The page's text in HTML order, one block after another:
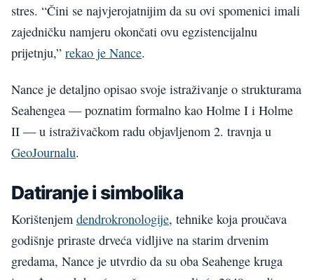
stres. “Čini se najvjerojatnijim da su ovi spomenici imali
zajedničku namjeru okončati ovu egzistencijalnu
prijetnju,” rekao je Nance.
Nance je detaljno opisao svoje istraživanje o strukturama
Seahengea — poznatim formalno kao Holme I i Holme
II — u istraživačkom radu objavljenom 2. travnja u
GeoJournalu.
Datiranje i simbolika
Korištenjem dendrokronologije, tehnike koja proučava
godišnje priraste drveća vidljive na starim drvenim
gredama, Nance je utvrdio da su oba Seahenge kruga